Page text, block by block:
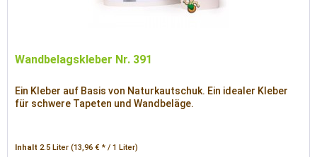
Wandbelagskleber Nr. 391
Ein Kleber auf Basis von Naturkautschuk. Ein idealer Kleber
für schwere Tapeten und Wandbeläge.
Inhalt2.5 Liter(13,96 € * / 1 Liter)